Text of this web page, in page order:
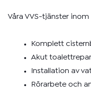
Våra VVS-tjänster
Komplett
Akut
Installation av
Rörarbete och